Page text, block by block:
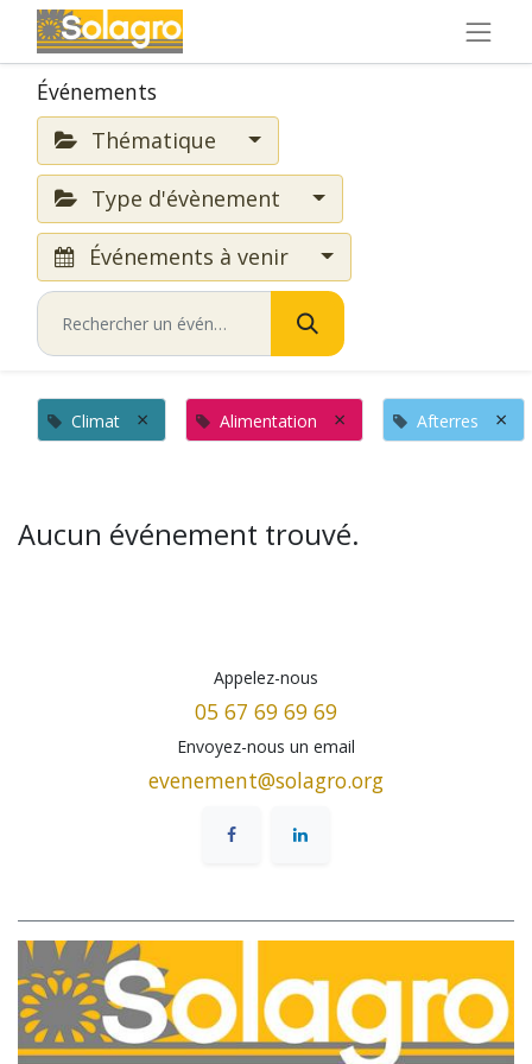
Événements
Thématique
Type d'évènement
Événements à venir
Climat × Alimentation × Afterres ×
Aucun événement trouvé.
Appelez-nous
05 67 69 69 69
Envoyez-nous un email
evenement@solagro.org